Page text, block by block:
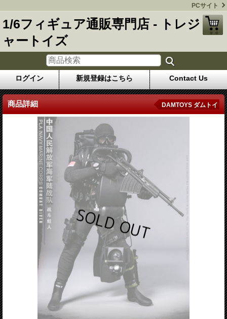
PCサイト
1/6フィギュア通販専門店 - トレジ
ャートイズ
ログイン 新規登録はこちら Contact Us
商品詳細 DAMTOYS ダムトイ